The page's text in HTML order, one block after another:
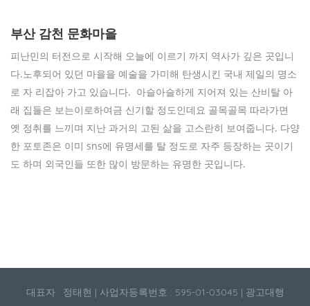
부산 감천 문화마을
피난민의 터전으로 시작해 오늘에 이르기 까지 역사가 깊은 곳입니
다.노후되어 있던 마을을 예술을 가미해 탄생시킨 국내 제일의 명소
로 자 리잡아 가고 있습니다. 아슬아슬하게 지어져 있는 산비탈 아
래 집들은 보는이로하여금 신기할 정도인데요 골목골목 따라가면
옛 정취를 느끼며 지난 과거의 고된 삶을 고스란히 보여줍니다. 다양
한 포토존은 이미 sns에 유명세를 탈 정도로 자주 등장하는 곳이기
도 하며 외국인들 또한 많이 방문하는 유명한 곳입니다.
대표자 : 정태현 | 사업자등록번호 : 595-01-03045 | 광고대행